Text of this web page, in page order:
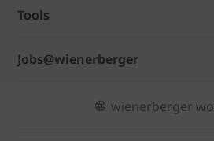
Tools
Jobs@wienerberger
wienerberger